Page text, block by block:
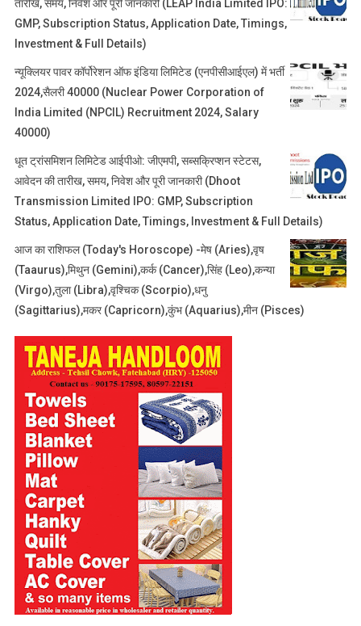
तारीख, समय, निवेश और पूरी जानकारी (LEAP India Limited IPO:
GMP, Subscription Status, Application Date, Timings,
Investment & Full Details)
न्यूक्लियर पावर कॉर्पोरेशन ऑफ इंडिया लिमिटेड (एनपीसीआईएल) में भर्ती
2024,सैलरी 40000 (Nuclear Power Corporation of
India Limited (NPCIL) Recruitment 2024, Salary
40000)
धूत ट्रांसमिशन लिमिटेड आईपीओ: जीएमपी, सब्सक्रिप्शन स्टेटस,
आवेदन की तारीख, समय, निवेश और पूरी जानकारी (Dhoot
Transmission Limited IPO: GMP, Subscription
Status, Application Date, Timings, Investment & Full Details)
आज का राशिफल (Today's Horoscope) -मेष (Aries),वृष
(Taaurus),मिथुन (Gemini),कर्क (Cancer),सिंह (Leo),कन्या
(Virgo),तुला (Libra),वृश्चिक (Scorpio),धनु
(Sagittarius),मकर (Capricorn),कुंभ (Aquarius),मीन (Pisces)